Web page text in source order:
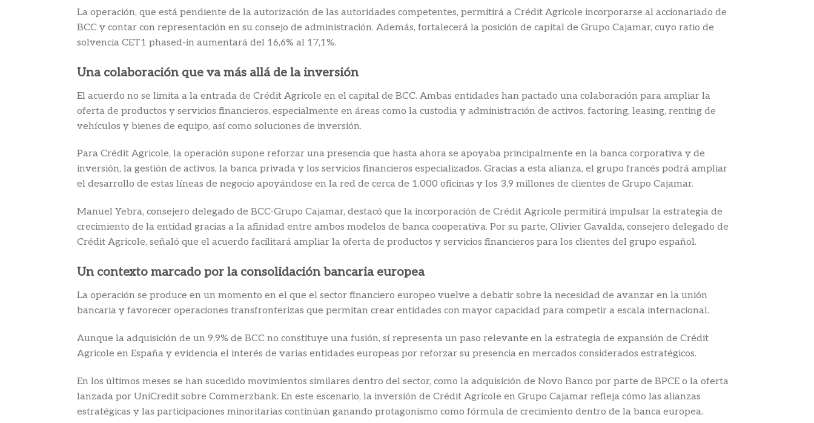
La operación, que está pendiente de la autorización de las autoridades competentes, permitirá a Crédit Agricole incorporarse al accionariado de
BCC y contar con representación en su consejo de administración. Además, fortalecerá la posición de capital de Grupo Cajamar, cuyo ratio de
solvencia CET1 phased-in aumentará del 16,6% al 17,1%.
Una colaboración que va más allá de la inversión
El acuerdo no se limita a la entrada de Crédit Agricole en el capital de BCC. Ambas entidades han pactado una colaboración para ampliar la
oferta de productos y servicios financieros, especialmente en áreas como la custodia y administración de activos, factoring, leasing, renting de
vehículos y bienes de equipo, así como soluciones de inversión.
Para Crédit Agricole, la operación supone reforzar una presencia que hasta ahora se apoyaba principalmente en la banca corporativa y de
inversión, la gestión de activos, la banca privada y los servicios financieros especializados. Gracias a esta alianza, el grupo francés podrá ampliar
el desarrollo de estas líneas de negocio apoyándose en la red de cerca de 1.000 oficinas y los 3,9 millones de clientes de Grupo Cajamar.
Manuel Yebra, consejero delegado de BCC-Grupo Cajamar, destacó que la incorporación de Crédit Agricole permitirá impulsar la estrategia de
crecimiento de la entidad gracias a la afinidad entre ambos modelos de banca cooperativa. Por su parte, Olivier Gavalda, consejero delegado de
Crédit Agricole, señaló que el acuerdo facilitará ampliar la oferta de productos y servicios financieros para los clientes del grupo español.
Un contexto marcado por la consolidación bancaria europea
La operación se produce en un momento en el que el sector financiero europeo vuelve a debatir sobre la necesidad de avanzar en la unión
bancaria y favorecer operaciones transfronterizas que permitan crear entidades con mayor capacidad para competir a escala internacional.
Aunque la adquisición de un 9,9% de BCC no constituye una fusión, sí representa un paso relevante en la estrategia de expansión de Crédit
Agricole en España y evidencia el interés de varias entidades europeas por reforzar su presencia en mercados considerados estratégicos.
En los últimos meses se han sucedido movimientos similares dentro del sector, como la adquisición de Novo Banco por parte de BPCE o la oferta
lanzada por UniCredit sobre Commerzbank. En este escenario, la inversión de Crédit Agricole en Grupo Cajamar refleja cómo las alianzas
estratégicas y las participaciones minoritarias continúan ganando protagonismo como fórmula de crecimiento dentro de la banca europea.